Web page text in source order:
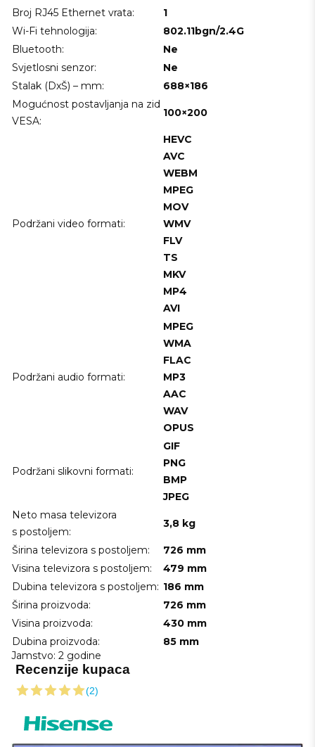
Broj RJ45 Ethernet vrata:
1
Wi-Fi tehnologija:
802.11bgn/2.4G
Bluetooth:
Ne
Svjetlosni senzor:
Ne
Stalak (DxŠ) – mm:
688×186
Mogućnost postavljanja na zid
VESA:
100×200
Podržani video formati:
HEVC
AVC
WEBM
MPEG
MOV
WMV
FLV
TS
MKV
MP4
AVI
Podržani audio formati:
MPEG
WMA
FLAC
MP3
AAC
WAV
OPUS
Podržani slikovni formati:
GIF
PNG
BMP
JPEG
Neto masa televizora
s postoljem:
3,8 kg
Širina televizora s postoljem:
726 mm
Visina televizora s postoljem:
479 mm
Dubina televizora s postoljem: 186 mm
Širina proizvoda:
726 mm
Visina proizvoda:
430 mm
Dubina proizvoda:
85 mm
Jamstvo: 2 godine
Recenzije kupaca
(2)